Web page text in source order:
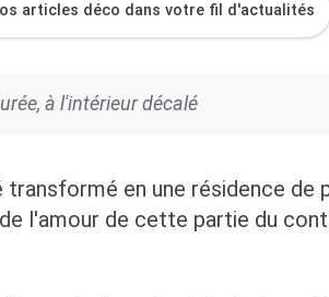
articles déco dans votre fil d'actualités
à l'intérieur décalé
transformé en une résidence de
l'amour de cette partie du